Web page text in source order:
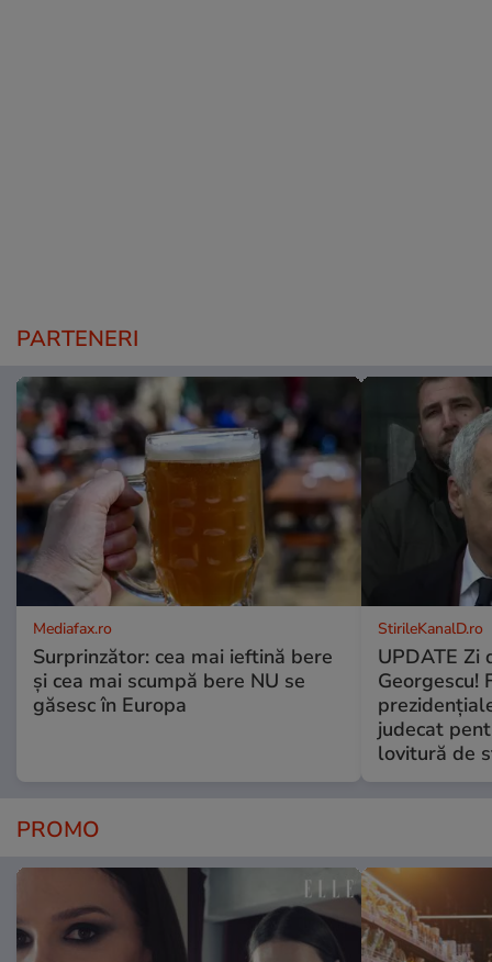
PARTENERI
Mediafax.ro
Surprinzător: cea mai ieftină bere
și cea mai scumpă bere NU se
găsesc în Europa
StirileKanalD.ro
UPDATE Zi
Georgescu!
judecat
lovitură de
PROMO